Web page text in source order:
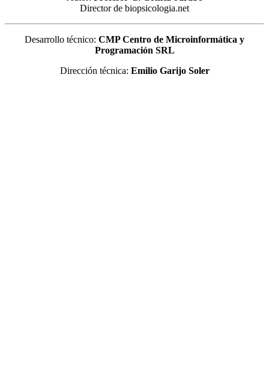
Director de biopsicologia.net
Desarrollo técnico: CMP Centro de Microinformática y
Programación SRL
Dirección técnica: Emilio Garijo Soler